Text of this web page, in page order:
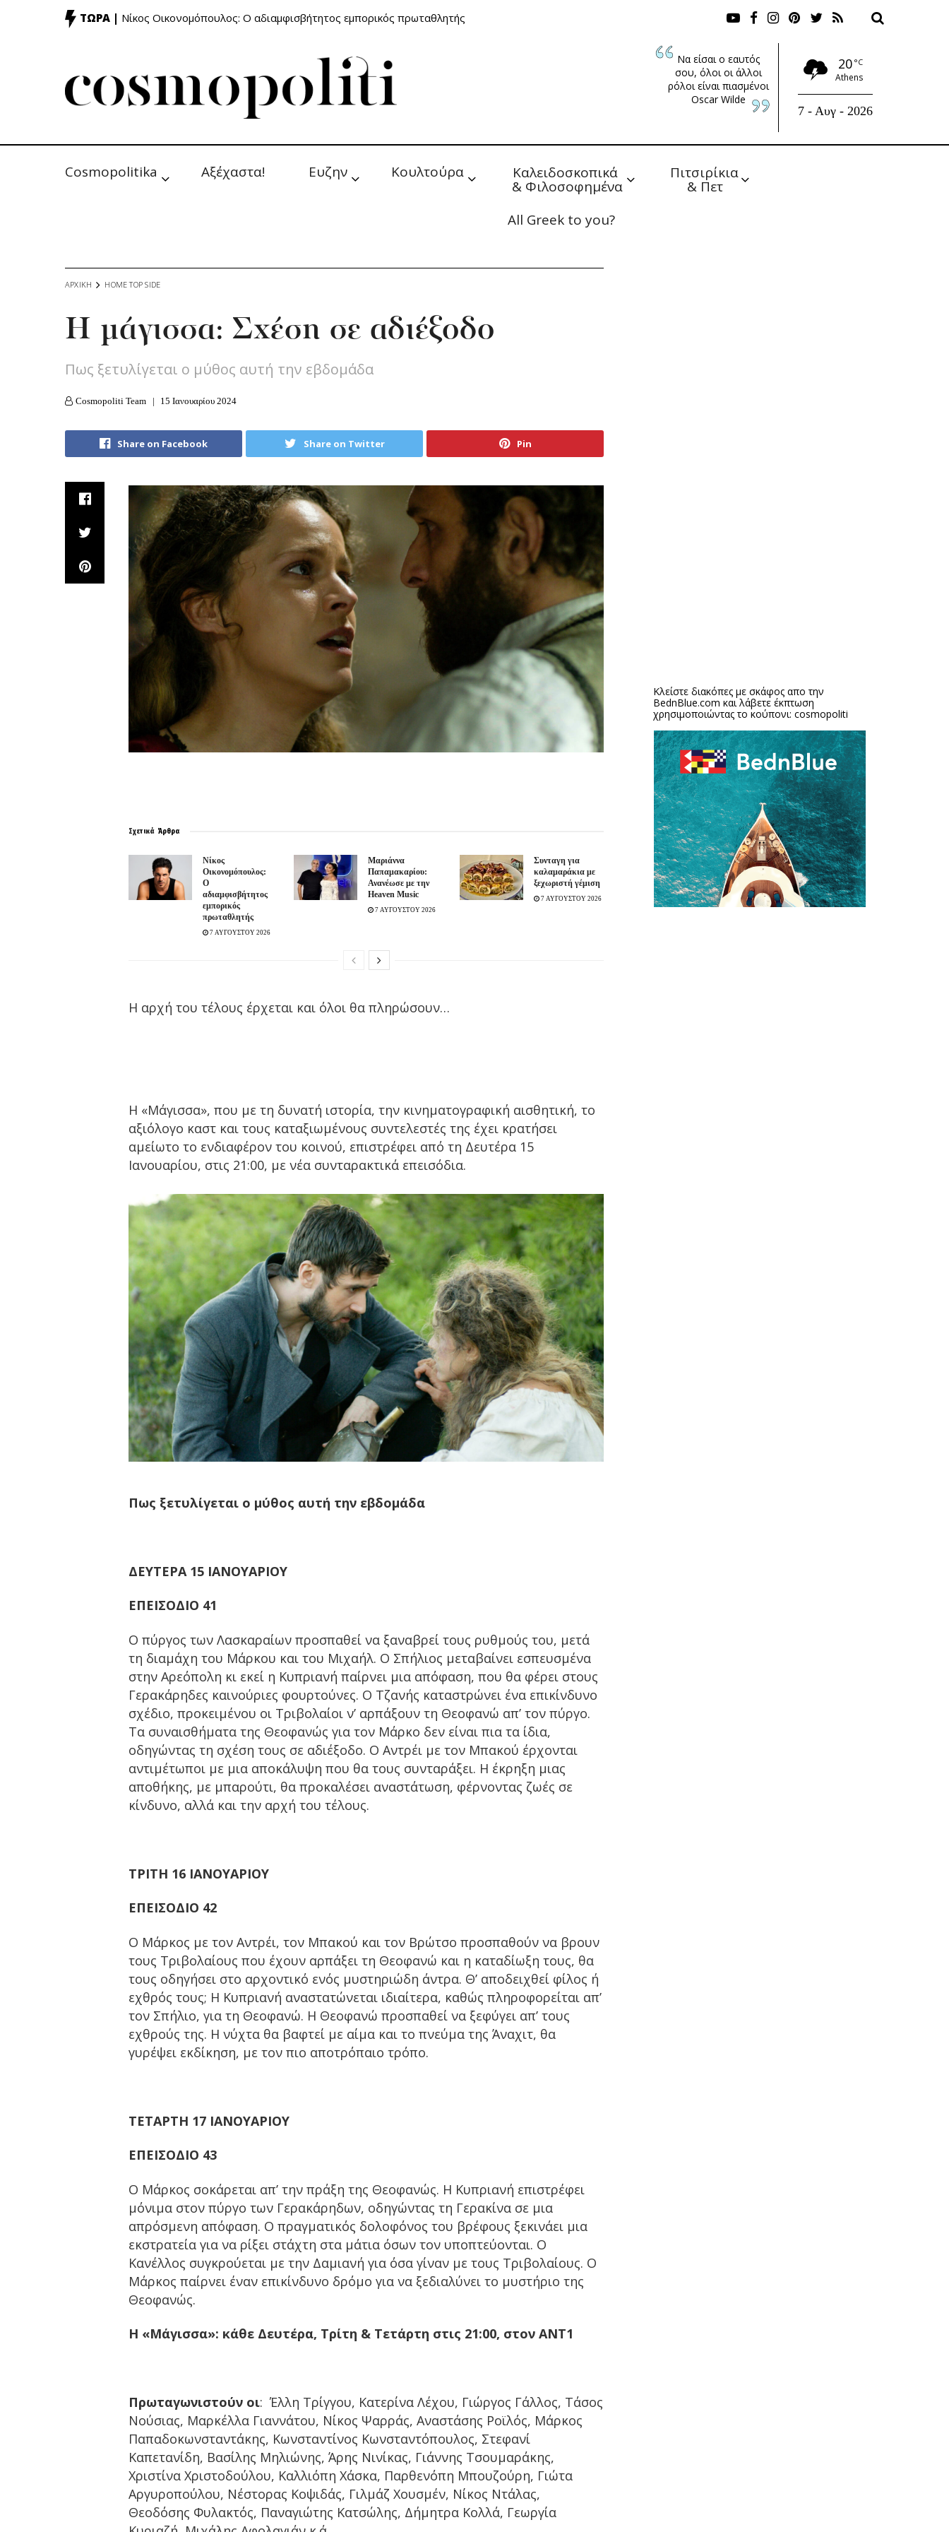
ΤΩΡΑ | Νίκος Οικονομόπουλος: Ο αδιαμφισβήτητος εμπορικός πρωταθλητής
Να είσαι ο εαυτός
σου, όλοι οι άλλοι
ρόλοι είναι πιασμένοι
Oscar Wilde
20 °C
Athens
7 - Αυγ - 2026
Cosmopolitika Αξέχαστα! Ευζην Κουλτούρα Καλειδοσκοπικά
& Φιλοσοφημένα
Πιτσιρίκια
& Πετ
All Greek to you?
ΑΡΧΙΚΗ HOME TOP SIDE
Η μάγισσα: Σχέση σε αδιέξοδο
Πως ξετυλίγεται ο μύθος αυτή την εβδομάδα
Cosmopoliti Team 15 Ιανουαρίου 2024
Share on Facebook Share on Twitter Pin
Σχετικά Άρθρα
Νίκος
Οικονομόπουλος:
Ο
αδιαμφισβήτητος
εμπορικός
πρωταθλητής
7 ΑΥΓΟΥΣΤΟΥ 2026
Μαριάννα
Παπαμακαρίου:
Ανανέωσε με την
Heaven Music
7 ΑΥΓΟΥΣΤΟΥ 2026
Συνταγη για
καλαμαράκια με
ξεχωριστή γέμιση
7 ΑΥΓΟΥΣΤΟΥ 2026
Η αρχή του τέλους έρχεται και όλοι θα πληρώσουν…
Η «Μάγισσα», που με τη δυνατή ιστορία, την κινηματογραφική αισθητική, το
αξιόλογο καστ και τους καταξιωμένους συντελεστές της έχει κρατήσει
αμείωτο το ενδιαφέρον του κοινού, επιστρέφει από τη Δευτέρα 15
Ιανουαρίου, στις 21:00, με νέα συνταρακτικά επεισόδια.
Πως ξετυλίγεται ο μύθος αυτή την εβδομάδα
ΔΕΥΤΕΡΑ 15 ΙΑΝΟΥΑΡΙΟΥ
ΕΠΕΙΣΟΔΙΟ 41
Ο πύργος των Λασκαραίων προσπαθεί να ξαναβρεί τους ρυθμούς του, μετά
τη διαμάχη του Μάρκου και του Μιχαήλ. Ο Σπήλιος μεταβαίνει εσπευσμένα
στην Αρεόπολη κι εκεί η Κυπριανή παίρνει μια απόφαση, που θα φέρει στους
Γερακάρηδες καινούριες φουρτούνες. Ο Τζανής καταστρώνει ένα επικίνδυνο
σχέδιο, προκειμένου οι Τριβολαίοι ν’ αρπάξουν τη Θεοφανώ απ’ τον πύργο.
Τα συναισθήματα της Θεοφανώς για τον Μάρκο δεν είναι πια τα ίδια,
οδηγώντας τη σχέση τους σε αδιέξοδο. Ο Αντρέι με τον Μπακού έρχονται
αντιμέτωποι με μια αποκάλυψη που θα τους συνταράξει. Η έκρηξη μιας
αποθήκης, με μπαρούτι, θα προκαλέσει αναστάτωση, φέρνοντας ζωές σε
κίνδυνο, αλλά και την αρχή του τέλους.
ΤΡΙΤΗ 16 ΙΑΝΟΥΑΡΙΟΥ
ΕΠΕΙΣΟΔΙΟ 42
Ο Μάρκος με τον Αντρέι, τον Μπακού και τον Βρώτσο προσπαθούν να βρουν
τους Τριβολαίους που έχουν αρπάξει τη Θεοφανώ και η καταδίωξη τους, θα
τους οδηγήσει στο αρχοντικό ενός μυστηριώδη άντρα. Θ’ αποδειχθεί φίλος ή
εχθρός τους; Η Κυπριανή αναστατώνεται ιδιαίτερα, καθώς πληροφορείται απ’
τον Σπήλιο, για τη Θεοφανώ. Η Θεοφανώ προσπαθεί να ξεφύγει απ’ τους
εχθρούς της. Η νύχτα θα βαφτεί με αίμα και το πνεύμα της Άναχιτ, θα
γυρέψει εκδίκηση, με τον πιο αποτρόπαιο τρόπο.
ΤΕΤΑΡΤΗ 17 ΙΑΝΟΥΑΡΙΟΥ
ΕΠΕΙΣΟΔΙΟ 43
Ο Μάρκος σοκάρεται απ’ την πράξη της Θεοφανώς. Η Κυπριανή επιστρέφει
μόνιμα στον πύργο των Γερακάρηδων, οδηγώντας τη Γερακίνα σε μια
απρόσμενη απόφαση. Ο πραγματικός δολοφόνος του βρέφους ξεκινάει μια
εκστρατεία για να ρίξει στάχτη στα μάτια όσων τον υποπτεύονται. Ο
Κανέλλος συγκρούεται με την Δαμιανή για όσα γίναν με τους Τριβολαίους. Ο
Μάρκος παίρνει έναν επικίνδυνο δρόμο για να ξεδιαλύνει το μυστήριο της
Θεοφανώς.
Η «Μάγισσα»: κάθε Δευτέρα, Τρίτη & Τετάρτη στις 21:00, στον ΑΝΤ1
Πρωταγωνιστούν οι: Έλλη Τρίγγου, Κατερίνα Λέχου, Γιώργος Γάλλος, Τάσος
Νούσιας, Μαρκέλλα Γιαννάτου, Νίκος Ψαρράς, Αναστάσης Ροϊλός, Μάρκος
Παπαδοκωνσταντάκης, Κωνσταντίνος Κωνσταντόπουλος, Στεφανί
Καπετανίδη, Βασίλης Μηλιώνης, Άρης Νινίκας, Γιάννης Τσουμαράκης,
Χριστίνα Χριστοδούλου, Καλλιόπη Χάσκα, Παρθενόπη Μπουζούρη, Γιώτα
Αργυροπούλου, Νέστορας Κοψιδάς, Γιλμάζ Χουσμέν, Νίκος Ντάλας,
Θεοδόσης Φυλακτός, Παναγιώτης Κατσώλης, Δήμητρα Κολλά, Γεωργία
Κλείστε διακόπες με σκάφος απο την
BednBlue.com και λάβετε έκπτωση
χρησιμοποιώντας το κούπονι: cosmopoliti